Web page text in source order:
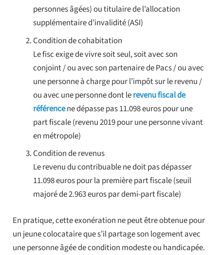
personnes âgées) ou titulaire de l’allocation
supplémentaire d’invalidité (ASI)
Condition de cohabitation
Le fisc exige de vivre soit seul, soit avec son
conjoint / ou avec son partenaire de Pacs / ou avec
une personne à charge pour l’impôt sur le revenu /
ou avec une personne dont lerevenu fiscal de
référencene dépasse pas 11.098 euros pour une
part fiscale (revenu 2019 pour une personne vivant
en métropole)
Condition de revenus
Le revenu du contribuable ne doit pas dépasser
11.098 euros pour la première part fiscale (seuil
majoré de 2.963 euros par demi-part fiscale)
En pratique, cette exonération ne peut être obtenue pour
un jeune colocataire que s’il partage son logement avec
une personne âgée de condition modeste ou handicapée.